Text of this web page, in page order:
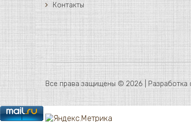
Контакты
Все права защищены © 2026 | Разработка